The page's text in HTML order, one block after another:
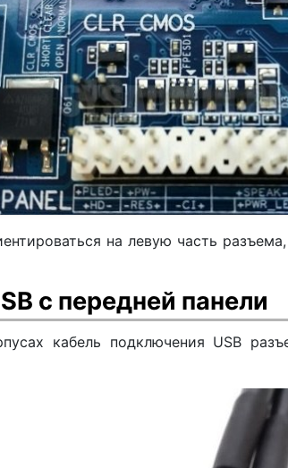
на левую часть
с передней панели
кабель подключения USB